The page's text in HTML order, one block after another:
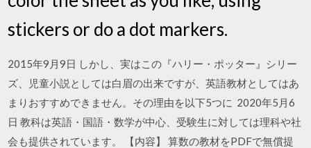
stickers or do a dot markers.
2015年9月9日 しかし、実はこの『ハリー・ポッター』シリー
ズ、児童小説としては白眉の出来ですが、英語教材としてはあ
まりおすすめできません。その理由を以下5つに 2020年5月6
日 教科は英語・国語・数学が中心、受験生に対しては理科や社
会も提供されています。 【内容】 算数の教材をPDFで無償提